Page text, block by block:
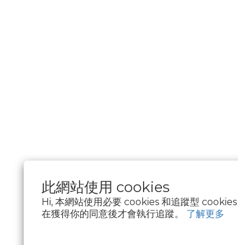
此網站使用 cookies
Hi, 本網站使用必要 cookies 和追蹤型
在獲得你的同意後才會執行追蹤。 了解更多
$ TWD 繁體中文